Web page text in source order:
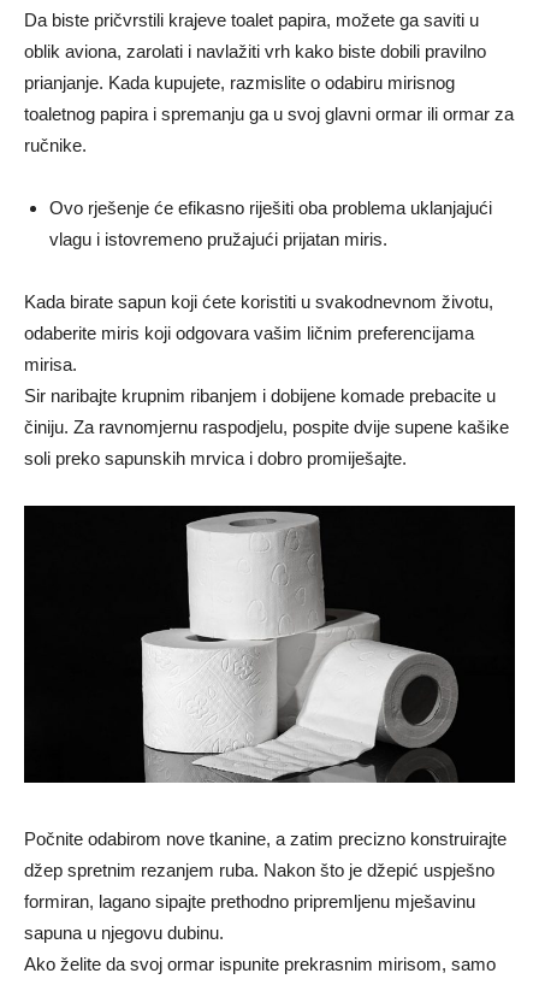
Da biste pričvrstili krajeve toalet papira, možete ga saviti u
oblik aviona, zarolati i navlažiti vrh kako biste dobili pravilno
prianjanje. Kada kupujete, razmislite o odabiru mirisnog
toaletnog papira i spremanju ga u svoj glavni ormar ili ormar za
ručnike.
Ovo rješenje će efikasno riješiti oba problema uklanjajući
vlagu i istovremeno pružajući prijatan miris.
Kada birate sapun koji ćete koristiti u svakodnevnom životu,
odaberite miris koji odgovara vašim ličnim preferencijama
mirisa.
Sir naribajte krupnim ribanjem i dobijene komade prebacite u
činiju. Za ravnomjernu raspodjelu, pospite dvije supene kašike
soli preko sapunskih mrvica i dobro promiješajte.
Počnite odabirom nove tkanine, a zatim precizno konstruirajte
džep spretnim rezanjem ruba. Nakon što je džepić uspješno
formiran, lagano sipajte prethodno pripremljenu mješavinu
sapuna u njegovu dubinu.
Ako želite da svoj ormar ispunite prekrasnim mirisom, samo